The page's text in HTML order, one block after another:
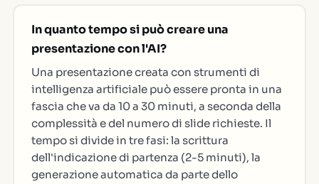
In quanto tempo si può creare una
presentazione con l'AI?
Una presentazione creata con strumenti di
intelligenza artificiale può essere pronta in una
fascia che va da 10 a 30 minuti, a seconda della
complessità e del numero di slide richieste. Il
tempo si divide in tre fasi: la scrittura
dell'indicazione di partenza (2-5 minuti), la
generazione automatica da parte dello